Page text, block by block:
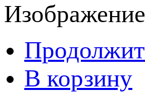
Изображение
В корзину